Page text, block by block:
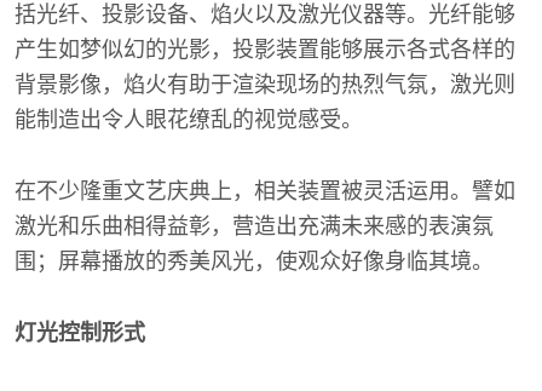
括光纤、投影设备、焰火以及激光仪器等。光纤能够
产生如梦似幻的光影，投影装置能够展示各式各样的
背景影像，焰火有助于渲染现场的热烈气氛，激光则
能制造出令人眼花缭乱的视觉感受。
在不少隆重文艺庆典上，相关装置被灵活运用。譬如
激光和乐曲相得益彰，营造出充满未来感的表演氛
围；屏幕播放的秀美风光，使观众好像身临其境。
灯光控制形式